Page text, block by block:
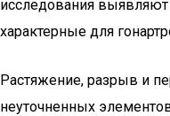
исследования
характерные для
Растяжение, разрыв и
неуточненных